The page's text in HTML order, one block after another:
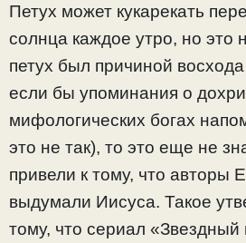
Петух может кукарекать
солнца каждое утро, но это
петух был причиной
если бы упоминания о
мифологических богах
это не так), то это еще не
привели к тому, что авторы
выдумали Иисуса. Такое
тому, что сериал «Звездный